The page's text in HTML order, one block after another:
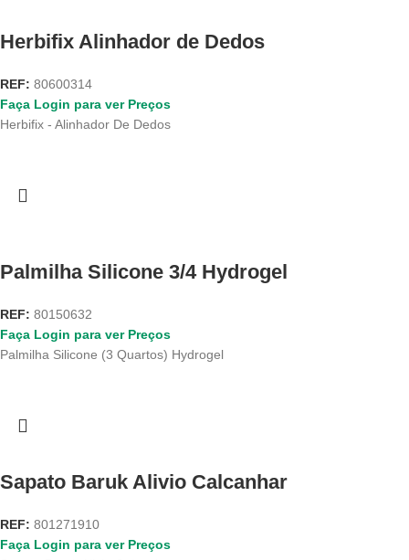
Herbifix Alinhador de Dedos
REF: 80600314
Faça Login para ver Preços
Herbifix - Alinhador De Dedos
Palmilha Silicone 3/4 Hydrogel
REF: 80150632
Faça Login para ver Preços
Palmilha Silicone (3 Quartos) Hydrogel
Sapato Baruk Alivio Calcanhar
REF: 801271910
Faça Login para ver Preços